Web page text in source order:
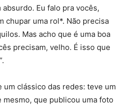
Eu falo pra vocês,
chupar uma rol*. Não precisa
Mas acho que é uma boa
precisam, velho. É isso que
um clássico das redes: teve um
mesmo, que publicou uma foto